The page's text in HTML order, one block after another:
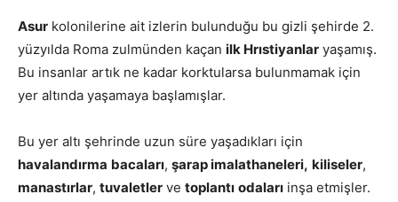
Asur kolonilerine ait izlerin bulunduğu bu gizli şehirde 2.
yüzyılda Roma zulmünden kaçan ilk Hrıstiyanlar yaşamış.
Bu insanlar artık ne kadar korktularsa bulunmamak için
yer altında yaşamaya başlamışlar.
Bu yer altı şehrinde uzun süre yaşadıkları için
havalandırma bacaları, şarap imalathaneleri, kiliseler,
manastırlar, tuvaletler ve toplantı odaları inşa etmişler.